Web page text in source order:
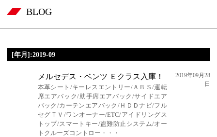
BLOG
[年月]:2019-09
メルセデス・ベンツ Ｅクラス入庫！
本革シート/キーレスエントリー/ＡＢＳ/運転
席エアバック/助手席エアバック/サイドエア
バック/カーテンエアバック/ＨＤＤナビ/フル
セグＴＶ/ワンオーナー/ETC/アイドリングス
トップ/スマートキー/盗難防止システム/オー
トクルーズコントロー・・・
2019年09月28
日